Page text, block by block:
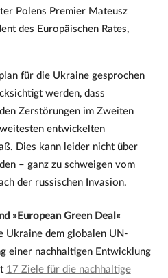
Polens Premier Mateusz
des Europäischen Rates,
für die Ukraine gesprochen
werden, dass
Zerstörungen im Zweiten
entwickelten
Dies kann leider nicht über
– ganz zu schweigen vom
der russischen Invasion.
»European Green Deal«
Ukraine dem globalen UN-
einer nachhaltigen Entwicklung
17 Ziele für die nachhaltige